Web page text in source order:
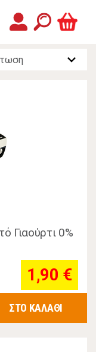
Γιαούρτι 0%
1,90 €
ΣΤΟ ΚΑΛΑΘΙ